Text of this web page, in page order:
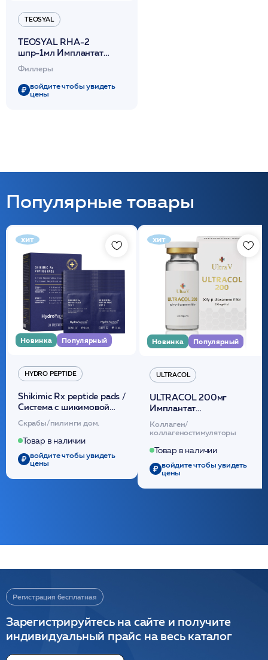
TEOSYAL
TEOSYAL RHA-2
шпр-1мл Имплантат
вязко-эластичный
Филлеры
войдите чтобы увидеть
цены
Популярные товары
хит
Новинка Популярный
HYDRO PEPTIDE
Shikimic Rx peptide pads /
Cистема с шикимовой
кислотой обновляющая
(30шт) /HP
Скрабы/пилинги дом.
Товар в наличии
войдите чтобы увидеть
цены
хит
Новинка Популярный
ULTRACOL
ULTRACOL 200мг
Имплантат
внутридермальный,
стерильный на основе
полидиоксанона
/ULTRACOL
Коллаген/
коллагеностимуляторы
Товар в наличии
войдите чтобы увидеть
цены
Регистрация бесплатная
Зарегистрируйтесь на сайте и получите
индивидуальный прайс на весь каталог